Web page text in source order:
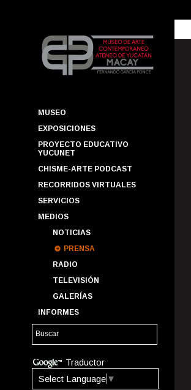
MUSEO
EXPOSICIONES
PROYECTO EDUCATIVO
YUCUNET
CHISME-ARTE PODCAST
RECORRIDOS VIRTUALES
SERVICIOS
MEDIOS
NOTICIAS
PRENSA
RADIO
TELEVISIÓN
GALERÍAS
INFORMES
Traductor
Select Language ▼